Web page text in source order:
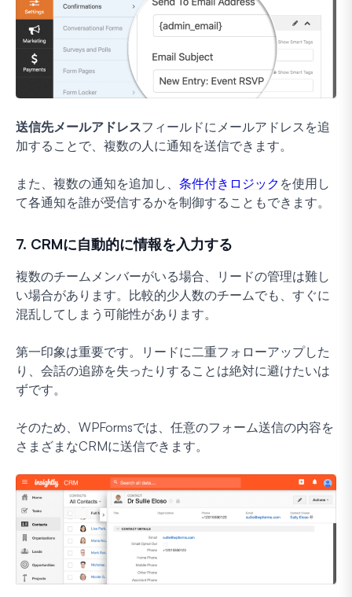
送信先メールアドレスフィールドにメールアドレスを追
加することで、複数の人に通知を送信できます。
また、複数の通知を追加し、 条件付きロジック を使用し
て各通知を誰が受信するかを制御することもできます。
7. CRMに自動的に情報を入力する
複数のチームメンバーがいる場合、リードの管理は難し
い場合があります。比較的少人数のチームでも、すぐに
混乱してしまう可能性があります。
第一印象は重要です。リードに二重フォローアップした
り、会話の追跡を失ったりすることは絶対に避けたいは
ずです。
そのため、WPFormsでは、任意のフォーム送信の内容を
さまざまなCRMに送信できます。